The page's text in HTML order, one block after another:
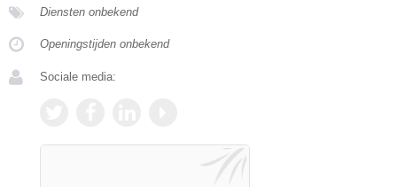
Diensten onbekend
Openingstijden onbekend
Sociale media: